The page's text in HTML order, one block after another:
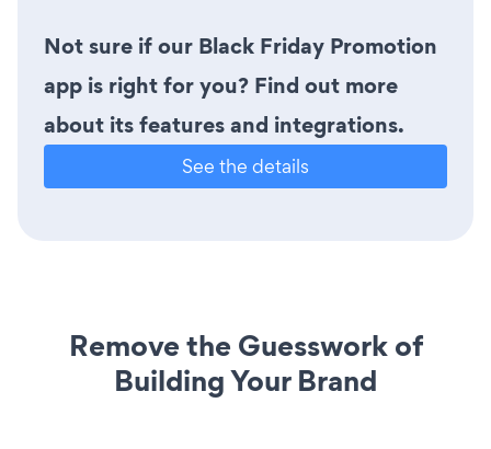
Not sure if our Black Friday Promotion
app is right for you? Find out more
about its features and integrations.
See the details
Remove the Guesswork of
Building Your Brand